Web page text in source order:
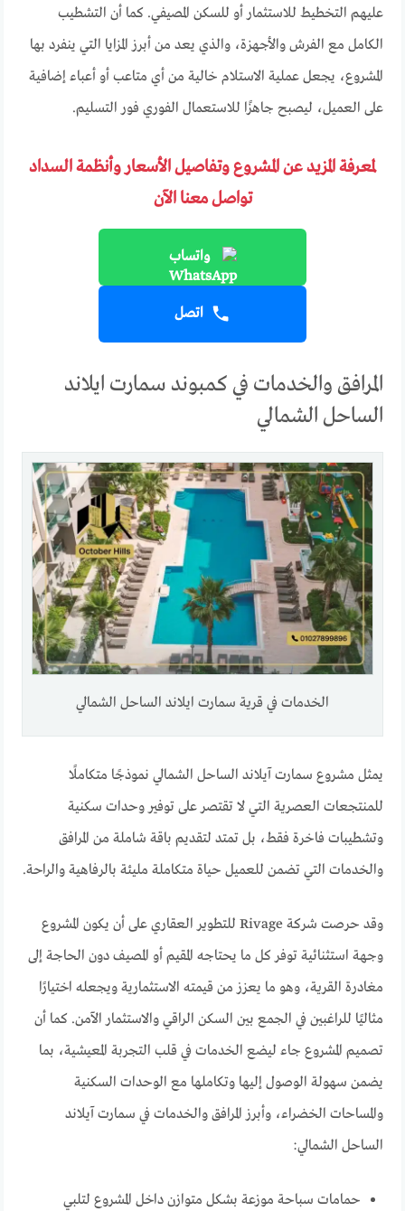
عليهم التخطيط للاستثمار أو للسكن المصيفي. كما أن التشطيب
الكامل مع الفرش والأجهزة، والذي يعد من أبرز المزايا التي ينفرد بها
المشروع، يجعل عملية الاستلام خالية من أي متاعب أو أعباء إضافية
على العميل، ليصبح جاهزًا للاستعمال الفوري فور التسليم.
لمعرفة المزيد عن المشروع وتفاصيل الأسعار وأنظمة السداد
تواصل معنا الآن
واتساب
اتصل
المرافق والخدمات في كمبوند سمارت ايلاند
الساحل الشمالي
الخدمات في قرية سمارت ايلاند الساحل الشمالي
يمثل مشروع سمارت آيلاند الساحل الشمالي نموذجًا متكاملًا
للمنتجعات العصرية التي لا تقتصر على توفير وحدات سكنية
وتشطيبات فاخرة فقط، بل تمتد لتقديم باقة شاملة من المرافق
والخدمات التي تضمن للعميل حياة متكاملة مليئة بالرفاهية والراحة.
وقد حرصت شركة Rivage للتطوير العقاري على أن يكون المشروع
وجهة استثنائية توفر كل ما يحتاجه المقيم أو المصيف دون الحاجة إلى
مغادرة القرية، وهو ما يعزز من قيمته الاستثمارية ويجعله اختيارًا
مثاليًا للراغبين في الجمع بين السكن الراقي والاستثمار الآمن. كما أن
تصميم المشروع جاء ليضع الخدمات في قلب التجربة المعيشية، بما
يضمن سهولة الوصول إليها وتكاملها مع الوحدات السكنية
والمساحات الخضراء، وأبرز المرافق والخدمات في سمارت آيلاند
الساحل الشمالي:
حمامات سباحة موزعة بشكل متوازن داخل المشروع لتلبي